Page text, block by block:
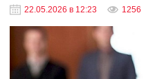
22.05.2026 в 12:23 1256